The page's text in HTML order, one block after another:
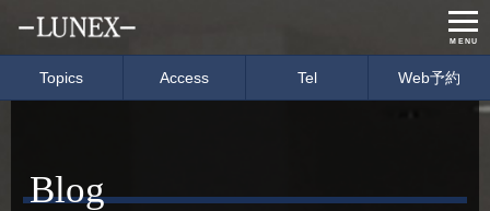
MENU
Concept
Topics Access Tel Web予約
Blog